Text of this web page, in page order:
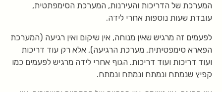
המערכת של הדריכות והעירנות, המערכת הסימפתטית,
עובדת שעות נוספות אחרי לידה.
לפעמים זה מרגיש שאין מנוחה, אין שיקום ואין רגיעה (המערכת
הפארא סימפטיתית, מערכת הרגיעה), אלא רק עוד דריכות
ועוד דריכות ועוד דריכות. הגוף אחרי לידה מרגיש לפעמים כמו
קפיץ שנמתח ונמתח ונמתח ונמתח.